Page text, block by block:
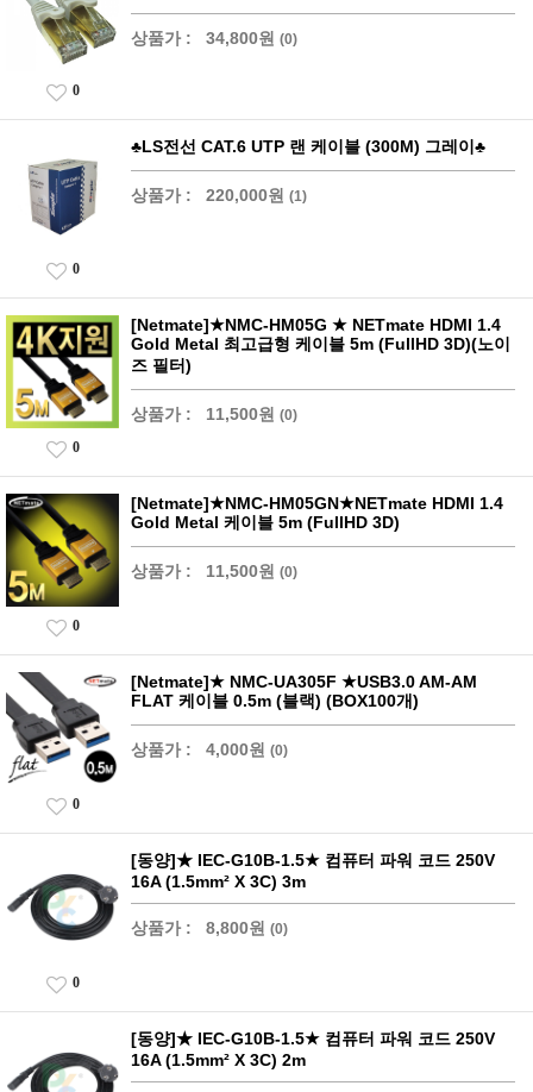
상품가 : 34,800원 (0)
0
♣LS전선 CAT.6 UTP 랜 케이블 (300M) 그레이♣
상품가 : 220,000원 (1)
0
[Netmate]★NMC-HM05G ★ NETmate HDMI 1.4
Gold Metal 최고급형 케이블 5m (FullHD 3D)(노이
즈 필터)
상품가 : 11,500원 (0)
0
[Netmate]★NMC-HM05GN★NETmate HDMI 1.4
Gold Metal 케이블 5m (FullHD 3D)
상품가 : 11,500원 (0)
0
[Netmate]★ NMC-UA305F ★USB3.0 AM-AM
FLAT 케이블 0.5m (블랙) (BOX100개)
상품가 : 4,000원 (0)
0
[동양]★ IEC-G10B-1.5★ 컴퓨터 파워 코드 250V
16A (1.5mm² X 3C) 3m
상품가 : 8,800원 (0)
0
[동양]★ IEC-G10B-1.5★ 컴퓨터 파워 코드 250V
16A (1.5mm² X 3C) 2m